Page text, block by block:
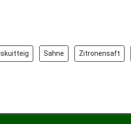
Sahne Zitronensaft